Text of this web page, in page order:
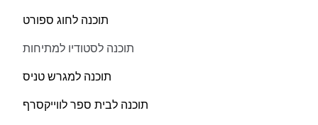
תוכנה לחוג ספורט
תוכנה לסטודיו למתיחות
תוכנה למגרש טניס
תוכנה לבית ספר לווייקסרף